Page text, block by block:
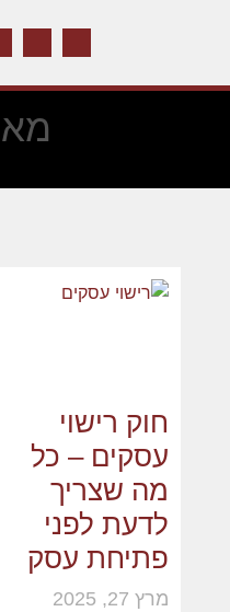
חוק רישוי
עסקים – כל
מה שצריך
לדעת לפני
פתיחת עסק
מרץ 27, 2025